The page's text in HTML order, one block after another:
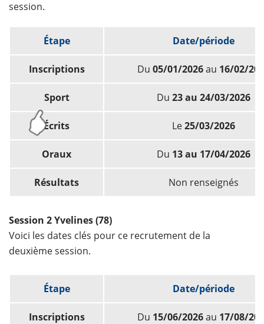
session.
Étape Date/période
Inscriptions Du 05/01/2026au 16/02/
Sport Du 23 au 24/03/2026
Écrits Le25/03/2026
Oraux Du 13 au 17/04/2026
Résultats Non renseignés
Session 2 Yvelines (78)
Voici les dates clés pour ce recrutement de la
deuxième session.
Étape Date/période
Inscriptions Du 15/06/2026au 17/08/